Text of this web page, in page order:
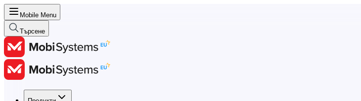
Mobile Menu
Търсене